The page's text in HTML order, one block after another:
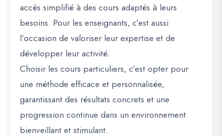
accès simplifié à des cours adaptés à leurs
besoins. Pour les enseignants, c’est aussi
l’occasion de valoriser leur expertise et de
développer leur activité.
Choisir les cours particuliers, c’est opter pour
une méthode efficace et personnalisée,
garantissant des résultats concrets et une
progression continue dans un environnement
bienveillant et stimulant.